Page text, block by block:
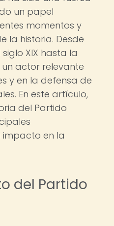
un papel
momentos y
la historia. Desde
XIX hasta la
actor relevante
y en la defensa de
En este artículo,
del Partido
en la
del Partido